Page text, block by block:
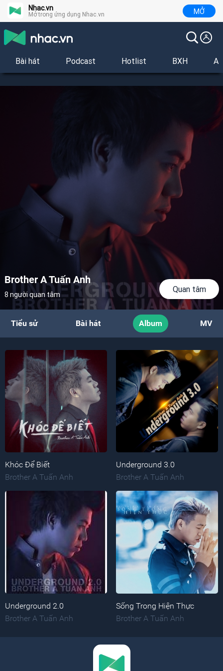
Nhac.vn
Mở trong ứng dụng Nhac.vn MỞ
Bài hát Podcast Hotlist BXH
Brother A Tuấn Anh
8 người quan tâm
Quan tâm
Tiểu sử Bài hát Album MV
Khóc Để Biết
Brother A Tuấn Anh
Underground 3.0
Brother A Tuấn Anh
Underground 2.0
Brother A Tuấn Anh
Sống Trong Hiện Thực
Brother A Tuấn Anh